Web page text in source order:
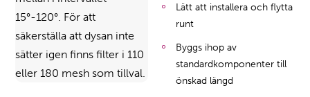
Lätt att installera och flytta
runt
Byggs ihop av
standardkomponenter till
önskad längd